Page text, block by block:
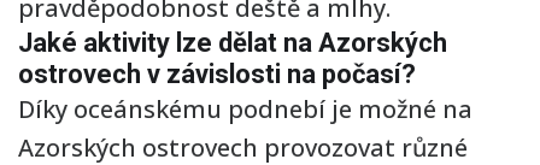
pravděpodobnost deště a mlhy.
Jaké aktivity lze dělat na Azorských
ostrovech v závislosti na počasí?
Díky oceánskému podnebí je možné na
Azorských ostrovech provozovat různé